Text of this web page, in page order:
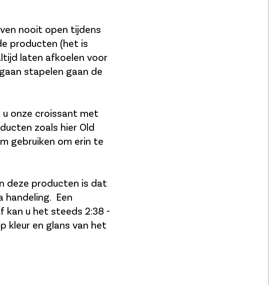
nooit open tijdens
producten (het is
laten afkoelen voor
stapelen gaan de
u onze croissant met
zoals hier Old
gebruiken om erin te
deze producten is dat
handeling. Een
u het steeds 2:38 -
kleur en glans van het